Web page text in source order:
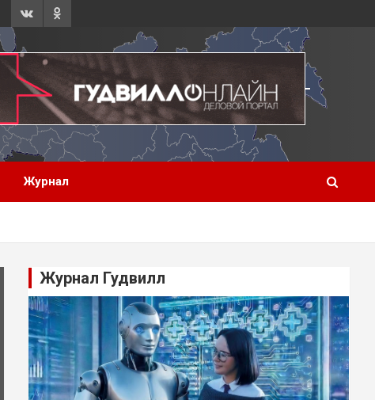
Журнал
Журнал Гудвилл